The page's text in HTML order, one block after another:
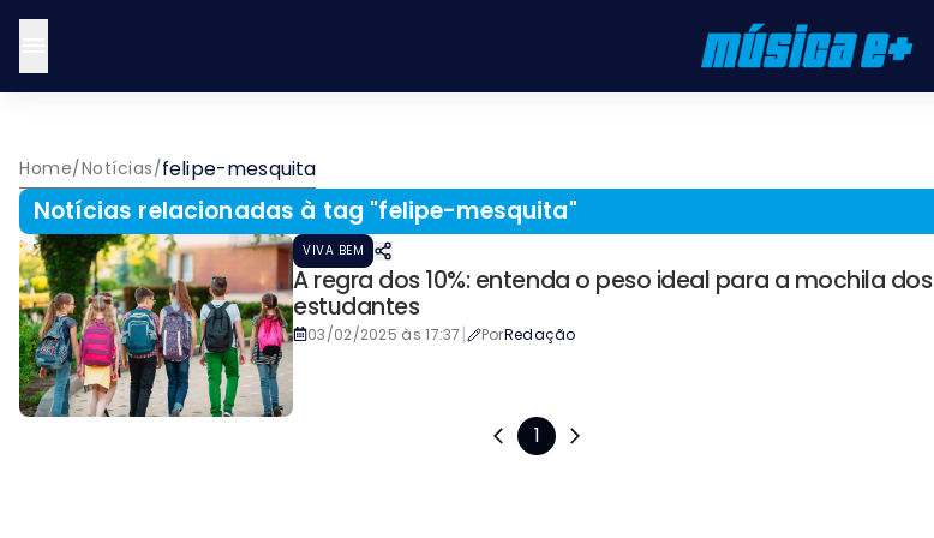
Home/Notícias/felipe-mesquita
Notícias relacionadas à tag "felipe-mesquita"
VIVA BEM
A regra dos 10%: entenda o peso ideal para a mochila dos
estudantes
03/02/2025 às 17:37 | PorRedação
1